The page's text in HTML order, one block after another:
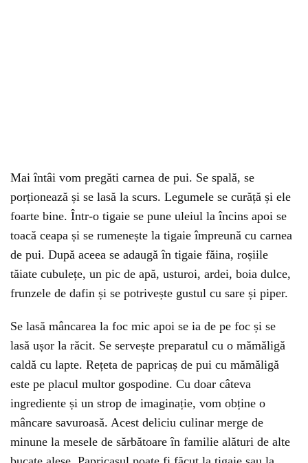
Mai întâi vom pregăti carnea de pui. Se spală, se
porționează și se lasă la scurs. Legumele se curăță și ele
foarte bine. Într-o tigaie se pune uleiul la încins apoi se
toacă ceapa și se rumenește la tigaie împreună cu carnea
de pui. După aceea se adaugă în tigaie făina, roșiile
tăiate cubulețe, un pic de apă, usturoi, ardei, boia dulce,
frunzele de dafin și se potrivește gustul cu sare și piper.
Se lasă mâncarea la foc mic apoi se ia de pe foc și se
lasă ușor la răcit. Se servește preparatul cu o mămăligă
caldă cu lapte. Rețeta de papricaș de pui cu mămăligă
este pe placul multor gospodine. Cu doar câteva
ingrediente și un strop de imaginație, vom obține o
mâncare savuroasă. Acest deliciu culinar merge de
minune la mesele de sărbătoare în familie alături de alte